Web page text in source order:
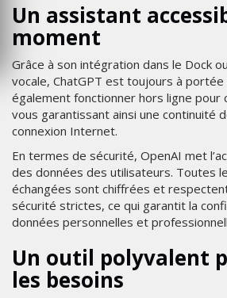
Un assistant
moment
Grâce à son intégration dans le Dock
vocale, ChatGPT est toujours à portée
également fonctionner hors ligne pour
vous garantissant ainsi une continuité
connexion Internet.
En termes de sécurité, OpenAI met
des données des utilisateurs. Toutes
échangées sont chiffrées et
sécurité strictes, ce qui garantit la
données personnelles et
Un outil polyvalent
les besoins